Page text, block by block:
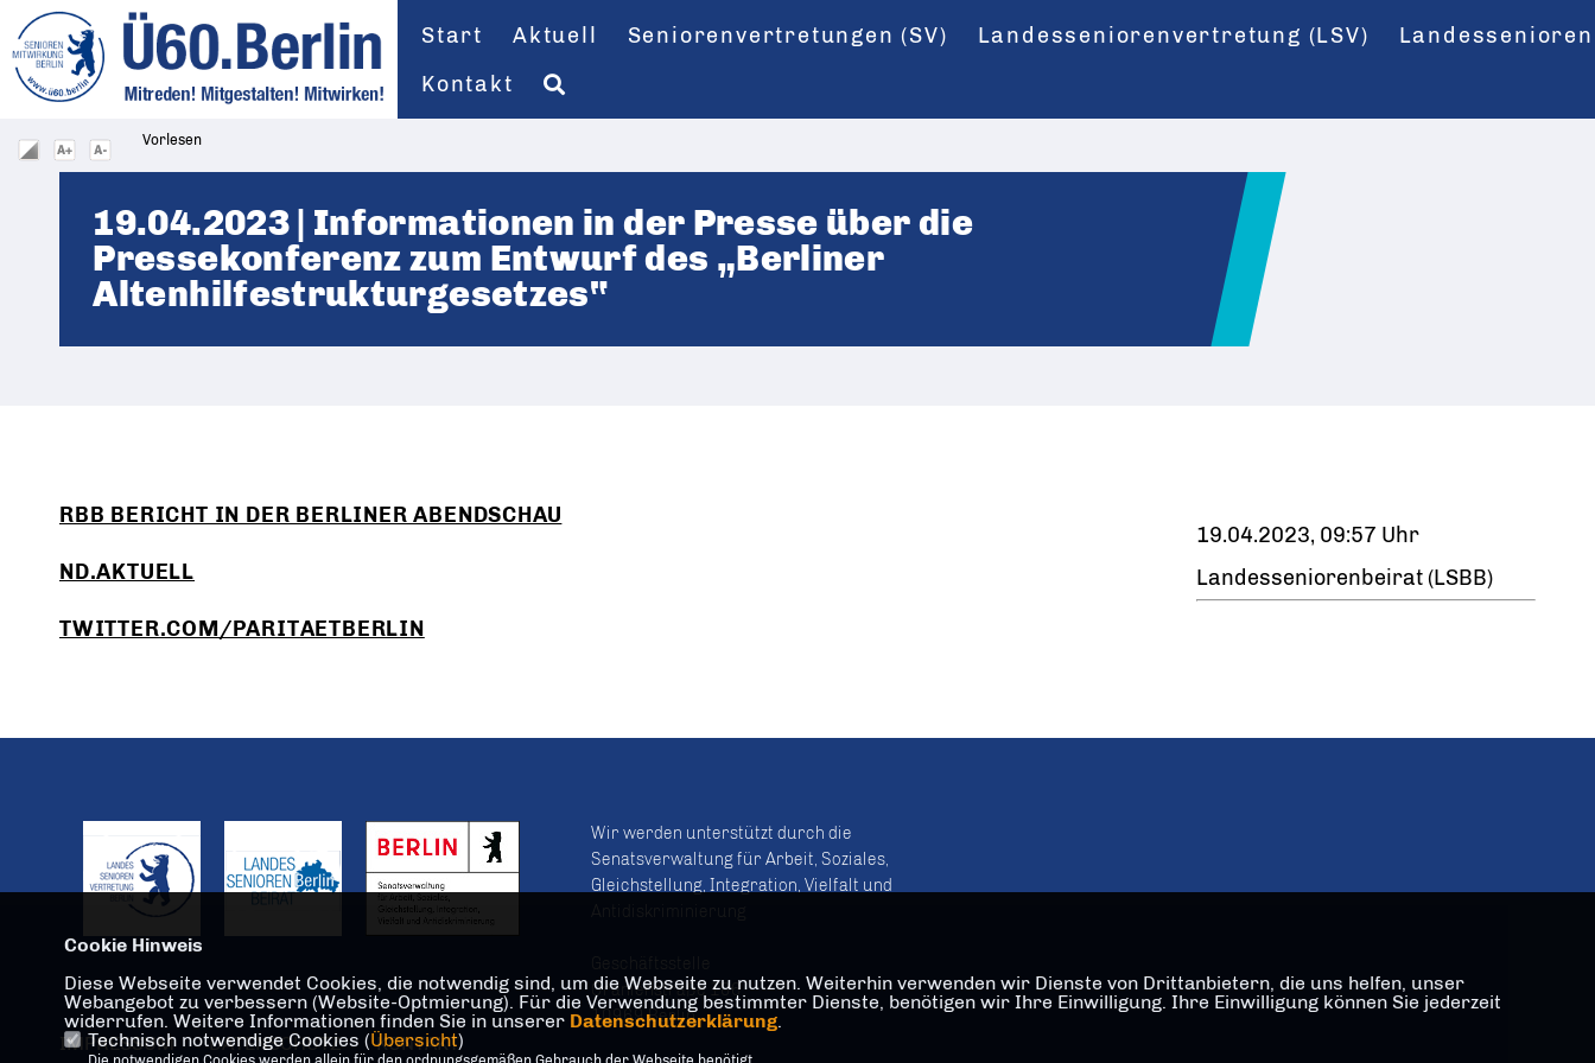
Start Aktuell Seniorenvertretungen (SV) Landesseniorenvertretung (LSV)
Kontakt
Vorlesen
19.04.2023 | Informationen in der Presse über die
Pressekonferenz zum Entwurf des „Berliner
Altenhilfestrukturgesetzes“
RBB BERICHT IN DER BERLINER ABENDSCHAU
ND.AKTUELL
TWITTER.COM/PARITAETBERLIN
19.04.2023, 09:57 Uhr
Landesseniorenbeirat (LSBB)
Wir werden unterstützt durch die
Senatsverwaltung für Arbeit, Soziales,
Gleichstellung, Integration, Vielfalt und
Oranienstraße 106
10969 Berlin
IMPRESSUM DATENSCHUTZ KONTAKT
Cookie Hinweis
Diese Webseite verwendet Cookies, die notwendig sind, um die Webseite zu nutzen. Weiterhin verwenden wir Dienste von Drittanbietern, die uns helfen, unser
Webangebot zu verbessern (Website-Optmierung). Für die Verwendung bestimmter Dienste, benötigen wir Ihre Einwilligung. Ihre Einwilligung können Sie jederzeit
widerrufen. Weitere Informationen finden Sie in unserer Datenschutzerklärung.
Technisch notwendige Cookies (Übersicht)